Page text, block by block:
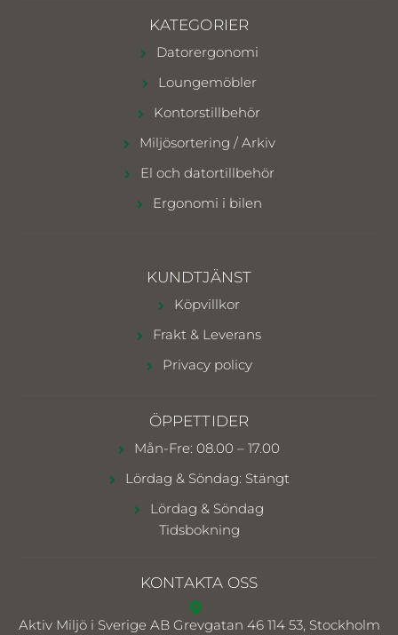
KATEGORIER
Datorergonomi
Loungemöbler
Kontorstillbehör
Miljösortering / Arkiv
El och datortillbehör
Ergonomi i bilen
KUNDTJÄNST
Köpvillkor
Frakt & Leverans
Privacy policy
ÖPPETTIDER
Mån-Fre: 08.00 – 17.00
Lördag & Söndag: Stängt
Lördag & Söndag
Tidsbokning
KONTAKTA OSS
Aktiv Miljö i Sverige AB Grevgatan 46 114 53, Stockholm